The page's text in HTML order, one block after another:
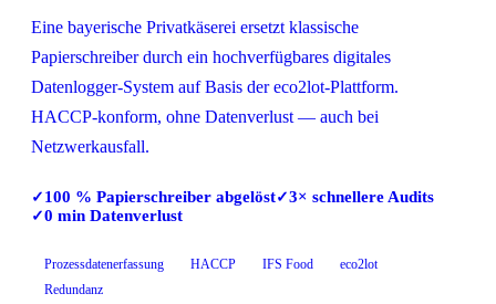
Eine bayerische Privatkäserei ersetzt klassische
Papierschreiber durch ein hochverfügbares digitales
Datenlogger-System auf Basis der eco2lot-Plattform.
HACCP-konform, ohne Datenverlust — auch bei
Netzwerkausfall.
✓ 100 % Papierschreiber abgelöst✓3× schnellere Audits
✓0 min Datenverlust
Prozessdatenerfassung HACCP IFS Food
eco2lot
Redundanz